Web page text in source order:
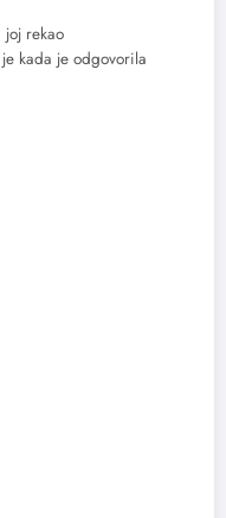
joj rekao
kada je odgovorila